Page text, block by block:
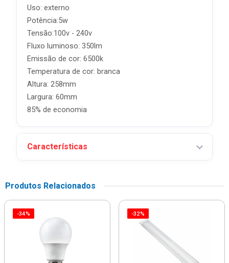
Uso: externo
Potência:5w
Tensão:100v - 240v
Fluxo luminoso: 350lm
Emissão de cor: 6500k
Temperatura de cor: branca
Altura: 258mm
Largura: 60mm
85% de economia
Características
Produtos Relacionados
-34% -32%